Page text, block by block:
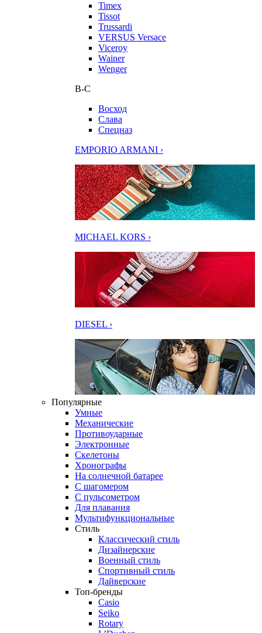
Timex
Tissot
Trussardi
VERSUS Versace
Viceroy
Wainer
Wenger
В-С
Восход
Слава
Спецназ
EMPORIO ARMANI ›
MICHAEL KORS ›
DIESEL ›
Популярные
Умные
Механические
Противоударные
Электронные
Скелетоны
Хронографы
На солнечной батарее
С шагомером
С пульсометром
Для плавания
Мультифункциональные
Стиль
Классический стиль
Дизайнерские
Военный стиль
Спортивный стиль
Дайверские
Топ-бренды
Casio
Seiko
Rotary